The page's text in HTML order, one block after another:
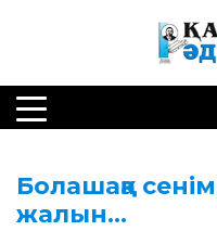
Болашаққа
жалын…